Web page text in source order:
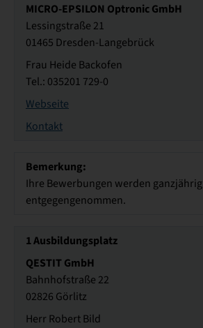
MICRO-EPSILON Optronic GmbH
Lessingstraße 21
01465 Dresden-Langebrück
Frau Heide Backofen
Tel.: 035201 729-0
Webseite
Kontakt
Bemerkung:
Ihre Bewerbungen werden ganzjährig
entgegengenommen.
1Ausbildungsplatz
QESTIT GmbH
Bahnhofstraße 22
02826 Görlitz
Herr Robert Bild